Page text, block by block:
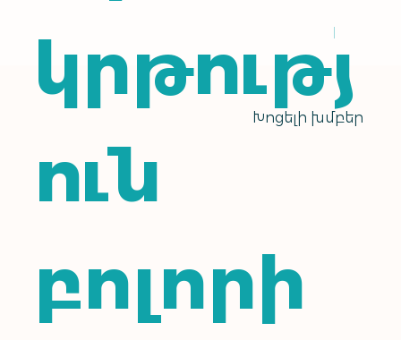
Խոցելի խմբեր
կրթությ
ուն
բոլորի